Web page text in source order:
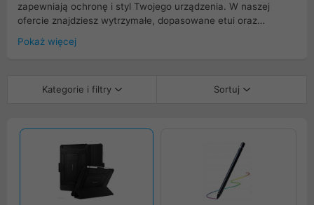
zapewniają ochronę i styl Twojego urządzenia. W naszej
ofercie znajdziesz wytrzymałe, dopasowane etui oraz
zarysowaniami i uszkodzeniami, a jednocześnie podkreślają
Pokaż więcej
Kategorie i filtry Sortuj